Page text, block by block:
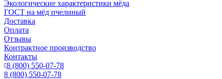
Экологические характеристики мёда
ГОСТ на мёд пчелиный
Доставка
Оплата
Отзывы
Контрактное производство
Контакты
8 (800) 550-07-78
8 (800) 550-07-78